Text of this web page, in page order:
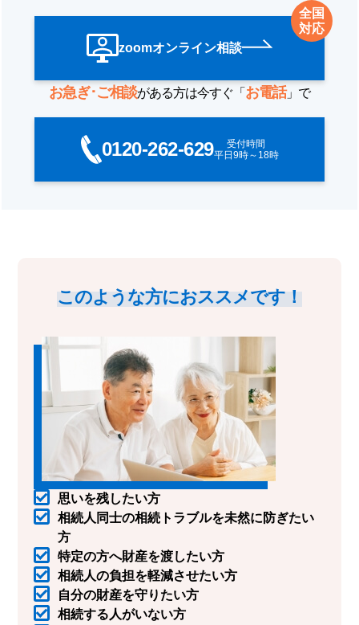
全国
対応
zoomオンライン相談
お急ぎ･ご相談がある方は今すぐ「 お電話」で
0120-262-629
このような方におススメです！
思いを残したい方
相続人同士の相続トラブルを未然に防ぎたい
方
特定の方へ財産を渡したい方
相続人の負担を軽減させたい方
自分の財産を守りたい方
相続する人がいない方